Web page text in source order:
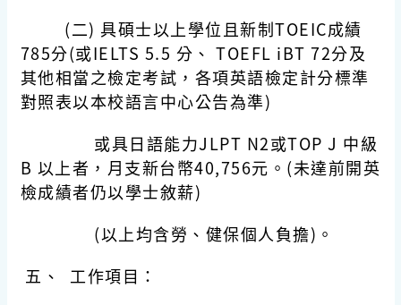
(二) 具碩士以上學位且新制TOEIC成績
785分(或IELTS 5.5 分、 TOEFL iBT 72分及
其他相當之檢定考試，各項英語檢定計分標準
對照表以本校語言中心公告為準)
或具日語能力JLPT N2或TOP J 中級
B 以上者，月支新台幣40,756元。(未達前開英
檢成績者仍以學士敘薪)
(以上均含勞、健保個人負擔)。
五、 工作項目：